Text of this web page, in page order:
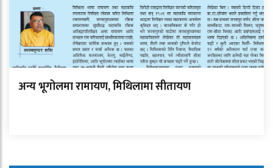
अन्य भूगोलमा रामायण, मिथिलामा सीतायण